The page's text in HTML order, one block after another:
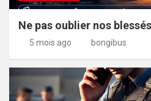
Ne pas oublier nos
5 mois ago bongibus